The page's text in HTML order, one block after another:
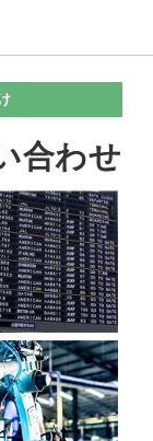
合わせ